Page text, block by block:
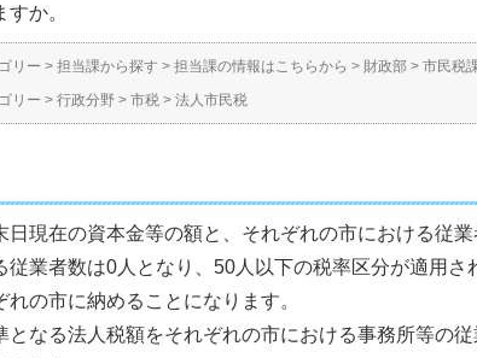
か。
リー > 担当課から探す > 担当課の情報はこちらから > 財政部 > 市民税
リー > 行政分野 > 市税 > 法人市民税
日現在の資本金等の額と、それぞれの市における従
従業者数は0人となり、50人以下の税率区分が適用さ
の市に納めることになります。
となる法人税額をそれぞれの市における事務所等の